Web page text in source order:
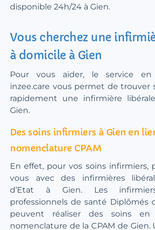
disponible 24h/24 à Gien.
Vous cherchez une
à domicile à Gien
Pour vous aider, le service
inzee.care vous permet de
rapidement une infirmière
Gien.
Des soins infirmiers à Gien en
nomenclature CPAM
En effet, pour vos soins infirmiers,
vous avec des infirmières
d’Etat à Gien. Les
professionnels de santé Diplômés
peuvent réaliser des soins
nomenclature de la CPAM de Gien.